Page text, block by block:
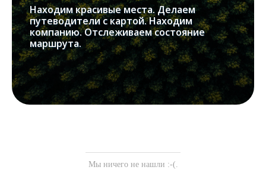
Находим красивые места. Делаем
путеводители с картой. Находим
компанию. Отслеживаем состояние
маршрута.
Мы ничего не нашли :-(.